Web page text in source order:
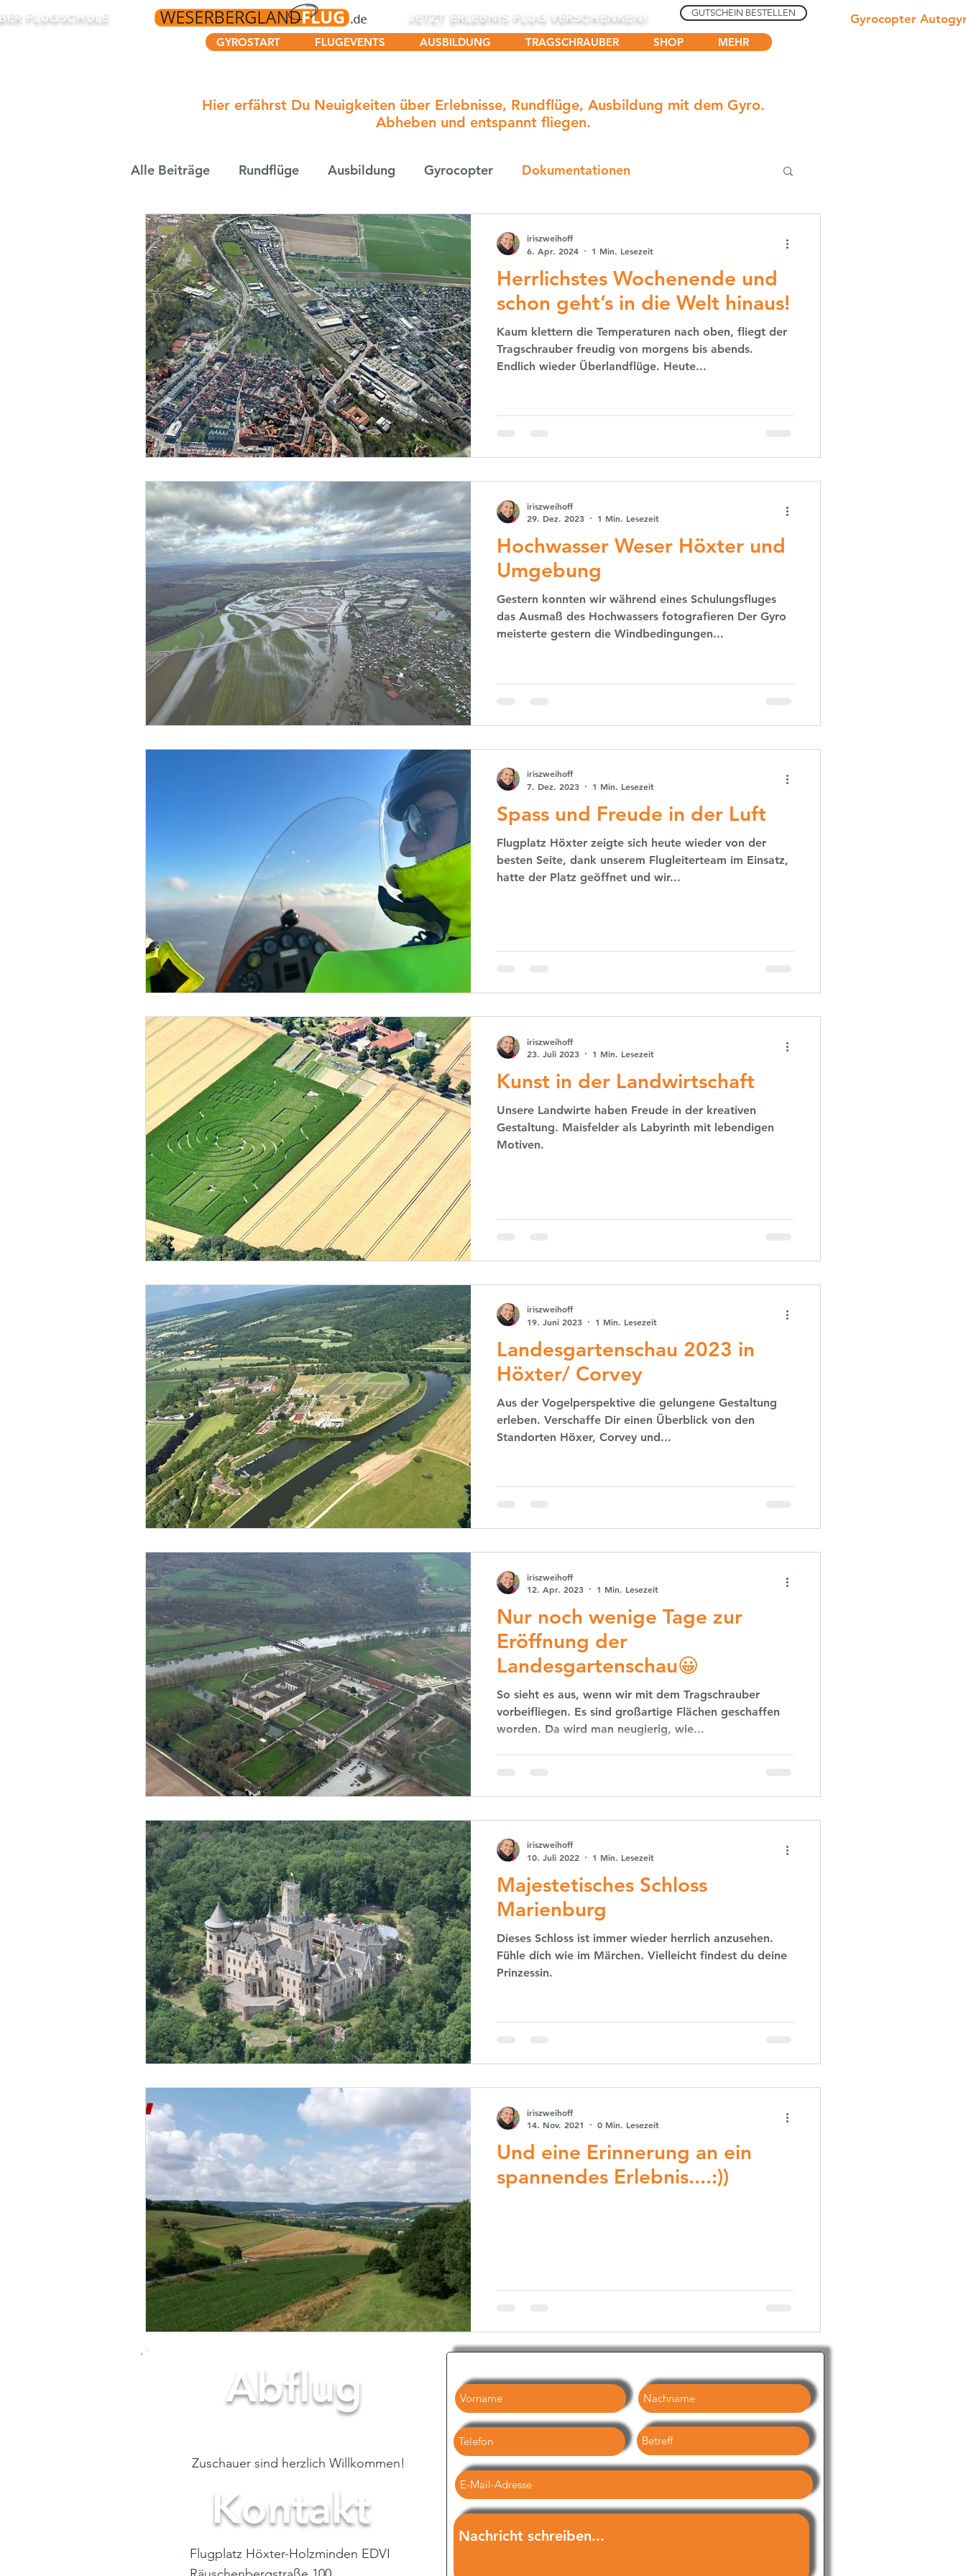
GYROSTART FLUGEVENTS AUSBILDUNG TRAGSCHRAUBER SHOP MEHR
FLUGSCHULE JETZT ERLEBNIS FLUG VERSCHENKEN! GUTSCHEIN BESTELLEN Gyrocopter
Hier erfährst Du Neuigkeiten über Erlebnisse, Rundflüge, Ausbildung mit dem Gyro.
Abheben und entspannt fliegen.
Alle Beiträge Rundflüge Ausbildung Gyrocopter Dokumentationen
Herrlichstes Wochenende und
schon geht’s in die Welt hinaus!
Kaum klettern die Temperaturen nach oben, fliegt der
Tragschrauber freudig von morgens bis abends.
Endlich wieder Überlandflüge. Heute...
iriszweihoff
6. Apr. 2024
1 Min. Lesezeit
Hochwasser Weser Höxter und
Umgebung
Gestern konnten wir während eines Schulungsfluges
das Ausmaß des Hochwassers fotografieren Der Gyro
meisterte gestern die Windbedingungen...
iriszweihoff
29. Dez. 2023
1 Min. Lesezeit
Spass und Freude in der Luft
Flugplatz Höxter zeigte sich heute wieder von der
besten Seite, dank unserem Flugleiterteam im Einsatz,
hatte der Platz geöffnet und wir...
iriszweihoff
7. Dez. 2023
1 Min. Lesezeit
Kunst in der Landwirtschaft
Unsere Landwirte haben Freude in der kreativen
Gestaltung. Maisfelder als Labyrinth mit lebendigen
Motiven.
iriszweihoff
23. Juli 2023
1 Min. Lesezeit
Landesgartenschau 2023 in
Höxter/ Corvey
Aus der Vogelperspektive die gelungene Gestaltung
erleben. Verschaffe Dir einen Überblick von den
Standorten Höxer, Corvey und...
iriszweihoff
19. Juni 2023
1 Min. Lesezeit
Nur noch wenige Tage zur
Eröffnung der
Landesgartenschau😀
So sieht es aus, wenn wir mit dem Tragschrauber
vorbeifliegen. Es sind großartige Flächen geschaffen
worden. Da wird man neugierig, wie...
iriszweihoff
12. Apr. 2023
1 Min. Lesezeit
Majestetisches Schloss
Marienburg
Dieses Schloss ist immer wieder herrlich anzusehen.
Fühle dich wie im Märchen. Vielleicht findest du deine
Prinzessin.
iriszweihoff
10. Juli 2022
1 Min. Lesezeit
Und eine Erinnerung an ein
spannendes Erlebnis....:))
iriszweihoff
14. Nov. 2021
0 Min. Lesezeit
Abflug
- ready for departure -
Zuschauer sind herzlich Willkommen!
Kontakt
Flugplatz Höxter-Holzminden EDVI